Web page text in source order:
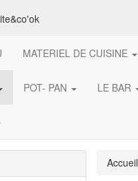
MATERIEL DE CUISINE
POT- PAN LE BAR
Accueil